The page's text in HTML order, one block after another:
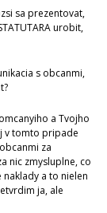
sa prezentovat,
urobit,
s obcanmi,
a Tvojho
v tomto pripade
za
nic zmysluplne, co
a to nielen
ja, ale